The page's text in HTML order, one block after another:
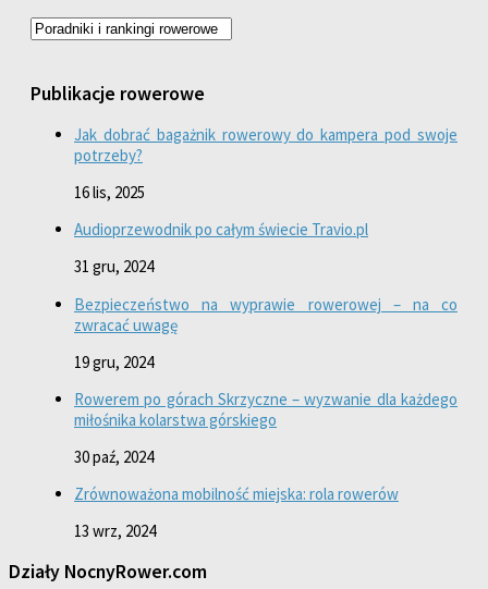
Publikacje rowerowe
Jak dobrać bagażnik rowerowy do kampera pod swoje
potrzeby?
16 lis, 2025
Audioprzewodnik po całym świecie Travio.pl
31 gru, 2024
Bezpieczeństwo na wyprawie rowerowej – na co
zwracać uwagę
19 gru, 2024
Rowerem po górach Skrzyczne – wyzwanie dla każdego
miłośnika kolarstwa górskiego
30 paź, 2024
Zrównoważona mobilność miejska: rola rowerów
13 wrz, 2024
Działy NocnyRower.com